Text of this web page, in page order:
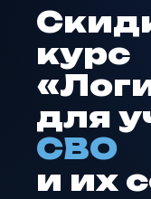
курс
для
СВО
и их